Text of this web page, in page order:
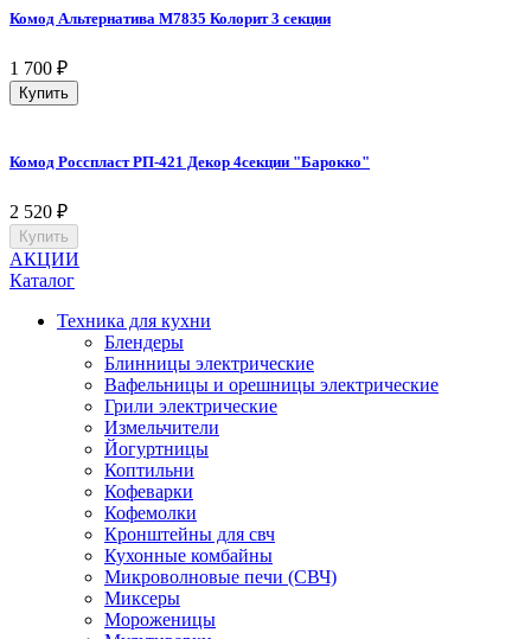
Комод Альтернатива М7835 Колорит 3 секции
1 700 ₽
Купить
Комод Росспласт РП-421 Декор 4секции "Барокко"
2 520 ₽
Купить
АКЦИИ
Каталог
Техника для кухни
Блендеры
Блинницы электрические
Вафельницы и орешницы электрические
Грили электрические
Измельчители
Йогуртницы
Коптильни
Кофеварки
Кофемолки
Кронштейны для свч
Кухонные комбайны
Микроволновые печи (СВЧ)
Миксеры
Мороженицы